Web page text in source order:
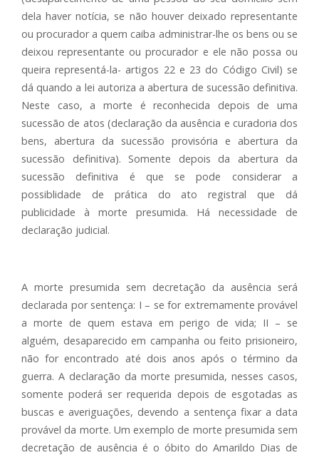
dela haver notícia, se não houver deixado representante
ou procurador a quem caiba administrar-lhe os bens ou se
deixou representante ou procurador e ele não possa ou
queira representá-la- artigos 22 e 23 do Código Civil) se
dá quando a lei autoriza a abertura de sucessão definitiva.
Neste caso, a morte é reconhecida depois de uma
sucessão de atos (declaração da ausência e curadoria dos
bens, abertura da sucessão provisória e abertura da
sucessão definitiva). Somente depois da abertura da
sucessão definitiva é que se pode considerar a
possiblidade de prática do ato registral que dá
publicidade à morte presumida. Há necessidade de
declaração judicial.
A morte presumida sem decretação da ausência será
declarada por sentença: I – se for extremamente provável
a morte de quem estava em perigo de vida; II – se
alguém, desaparecido em campanha ou feito prisioneiro,
não for encontrado até dois anos após o término da
guerra. A declaração da morte presumida, nesses casos,
somente poderá ser requerida depois de esgotadas as
buscas e averiguações, devendo a sentença fixar a data
provável da morte. Um exemplo de morte presumida sem
decretação de ausência é o óbito do Amarildo Dias de